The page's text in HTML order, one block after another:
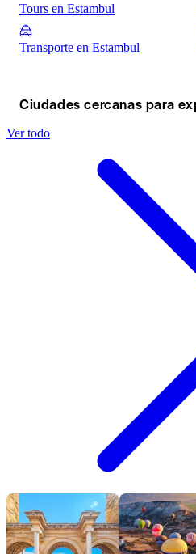
Tours en Estambul
Transporte en Estambul
Ciudades cercanas para
Ver todo